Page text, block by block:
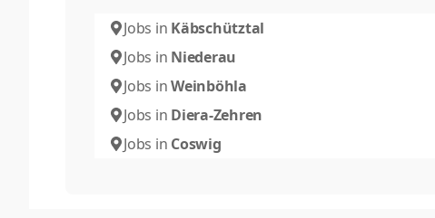
Jobs in Käbschütztal
Jobs in Niederau
Jobs inWeinböhla
Jobs in Diera-Zehren
Jobs in Coswig